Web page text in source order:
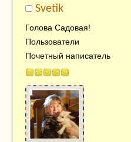
Svetik
Голова Садовая!
Пользователи
Почетный написатель